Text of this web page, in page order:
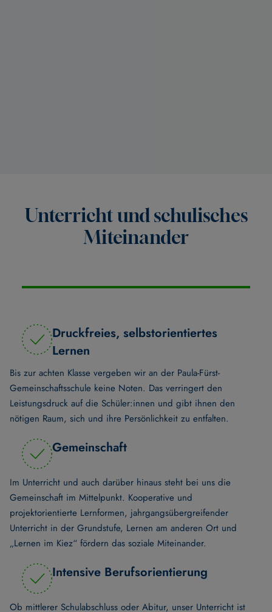
Unterricht und schulisches
Miteinander
Druckfreies, selbstorientiertes
Lernen
Bis zur achten Klasse vergeben wir an der Paula-Fürst-
Gemeinschaftsschule keine Noten. Das verringert den
Leistungsdruck auf die Schüler:innen und gibt ihnen den
nötigen Raum, sich und ihre Persönlichkeit zu entfalten.
Gemeinschaft
Im Unterricht und auch darüber hinaus steht bei uns die
Gemeinschaft im Mittelpunkt. Kooperative und
projektorientierte Lernformen, jahrgangsübergreifender
Unterricht in der Grundstufe, Lernen am anderen Ort und
„Lernen im Kiez“ fördern das soziale Miteinander.
Intensive Berufsorientierung
Ob mittlerer Schulabschluss oder Abitur, unser Unterricht ist